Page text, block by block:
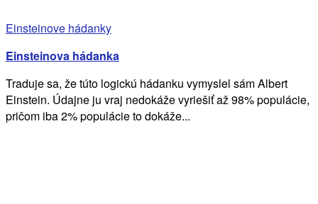
Einsteinove hádanky
Einsteinova hádanka
Traduje sa, že túto logickú hádanku vymyslel sám Albert
Einstein. Údajne ju vraj nedokáže vyriešiť až 98% populácie,
pričom iba 2% populácie to dokáže...